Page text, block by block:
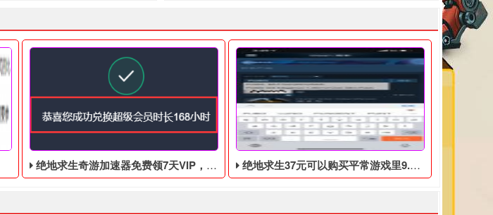
绝地求生奇游加速器免费领7天VIP，合计168小时 绝地求生37元可以购买平常游戏里9.9美元的DLC礼包